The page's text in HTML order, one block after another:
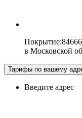
Покрытие:
в Московской
Тарифы по вашему
Введите адрес